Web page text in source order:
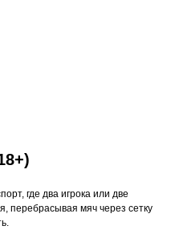
где два игрока или две
перебрасывая мяч через сетку